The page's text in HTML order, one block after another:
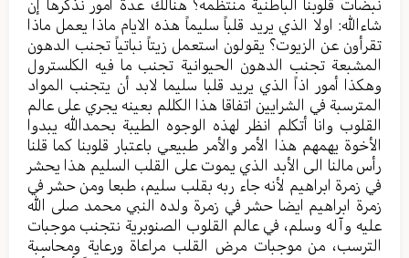
نبضات قلوبنا الباطنية منتظمه؟ هنالك عدة أمور نذكرها إن
شاءالله: اولا الذي يريد قلباً سليماً هذه الايام ماذا يعمل ماذا
تقرأون عن الزيوت؟ يقولون استعمل زيتاً نباتياً تجنب الدهون
المشبعة تجنب الدهون الحيوانية تجنب ما فيه الكلسترول
وهكذا أمور اذاً الذي يريد قلبا سليما لابد أن يتجنب المواد
المترسبة في الشرايين اتفاقا هذا الكللم بعينه يجري على عالم
القلوب وانا أتكلم انظر لهذه الوجوه الطيبة بحمدالله يبدوا
الأخوة يهمهم هذا الأمر والأمر طبيعي باعتبار قلوبنا كما قلنا
رأس مالنا الى الأبد الذي يموت على القلب السليم هذا يحشر
في زمرة ابراهيم لأنه جاء ربه بقلب سليم، طبعا ومن حشر في
زمرة ابراهيم ايضا حشر في زمرة ولده النبي محمد صلى الله
عليه وآله وسلم، في عالم القلوب الصنوبرية نتجنب موجبات
الترسب، من موجبات مرض القلب مراعاة ورعاية ومحاسبة